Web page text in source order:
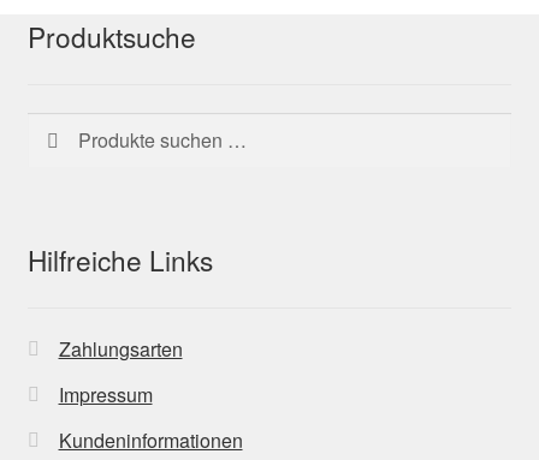
Produktsuche
Suchen
nach:
Suchen
Hilfreiche Links
Zahlungsarten
Impressum
Kundeninformationen